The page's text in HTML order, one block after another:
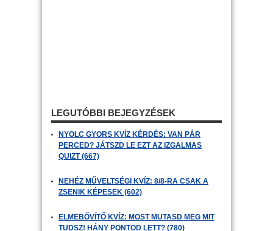
LEGUTÓBBI BEJEGYZÉSEK
NYOLC GYORS KVÍZ KÉRDÉS: VAN PÁR
PERCED? JÁTSZD LE EZT AZ IZGALMAS
QUIZT (667)
NEHÉZ MŰVELTSÉGI KVÍZ: 8/8-RA CSAK A
ZSENIK KÉPESEK (602)
ELMEBŐVÍTŐ KVÍZ: MOST MUTASD MEG MIT
TUDSZ! HÁNY PONTOD LETT? (780)